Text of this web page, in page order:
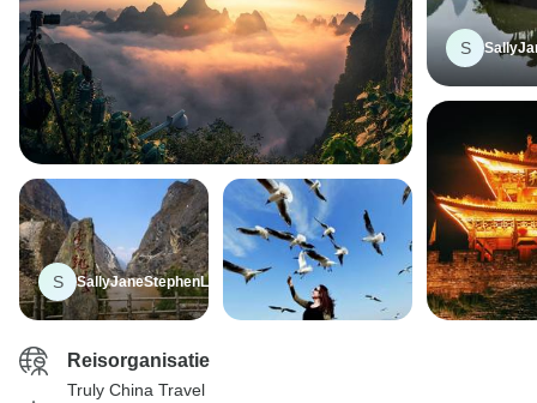
S SallyJaneStephenLaura
S
Reisorganisatie
Truly China Travel